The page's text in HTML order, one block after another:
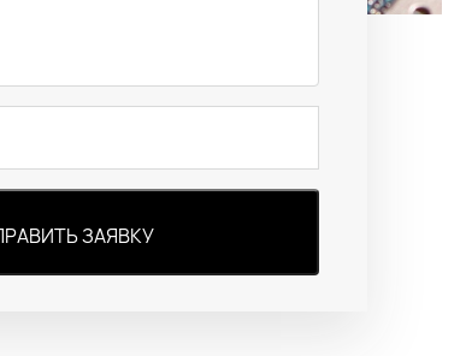
ЗАЯВКУ